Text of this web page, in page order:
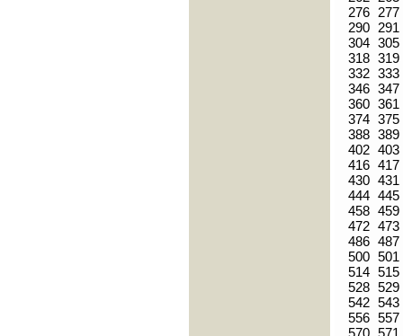
276
277
290
291
304 305
318 319
332 333
346 347
360 361
374 375
388 389
402 403
416 417
430 431
444 445
458 459
472 473
486 487
500 501
514 515
528 529
542 543
556 557
570 571